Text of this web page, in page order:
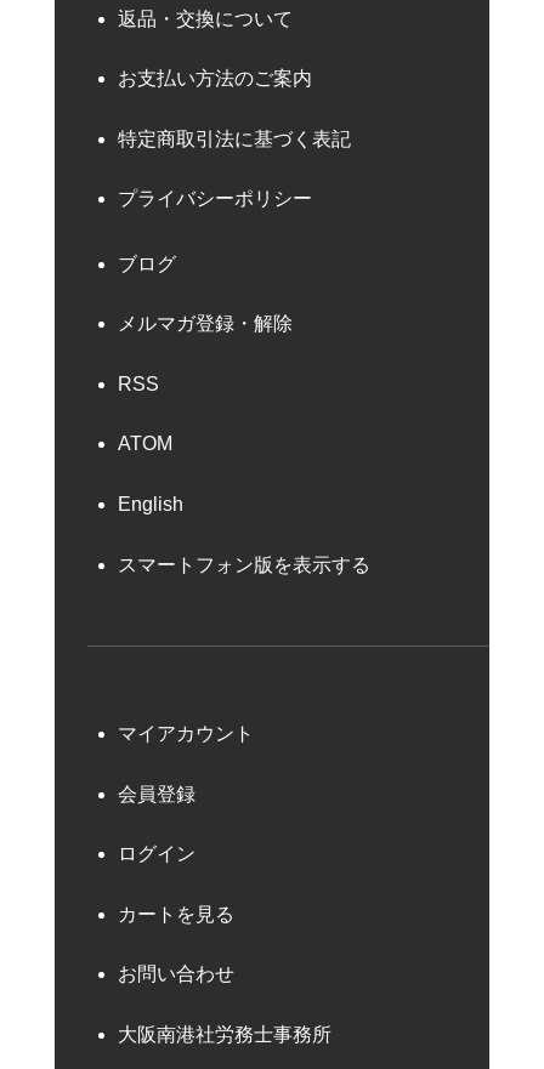
返品・交換について
お支払い方法のご案内
特定商取引法に基づく表記
プライバシーポリシー
ブログ
メルマガ登録・解除
RSS
ATOM
English
スマートフォン版を表示する
マイアカウント
会員登録
ログイン
カートを見る
お問い合わせ
大阪南港社労務士事務所